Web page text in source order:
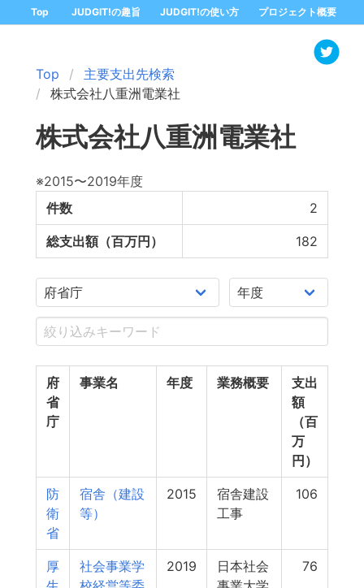
Top JUDGIT!の趣旨 JUDGIT!の使い方 プロジェクト概要
Top
主要支出先検索
株式会社八重洲電業社
株式会社八重洲電業社
※2015〜2019年度
件数
2
総支出額（百万円） 182
府
省
庁
事業名 年度 業務概要
支出
額
（百
万
円）
防
衛
省
宿舎（建設
等）
2015
宿舎建設
工事
106
厚
社会事業学
2019
日本社会
76